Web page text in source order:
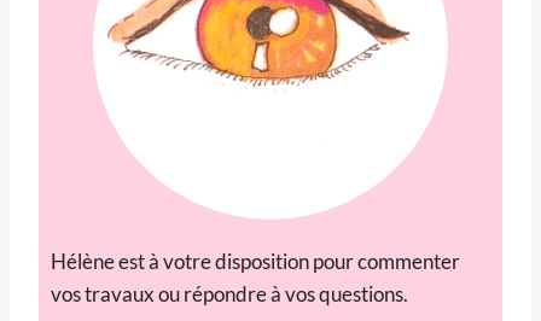
Hélène est à votre disposition pour commenter
vos travaux ou répondre à vos questions.